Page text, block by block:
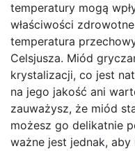
temperatury mogą
właściwości
temperatura
Celsjusza. Miód
krystalizacji, co jest
na jego jakość ani
zauważysz, że miód
możesz go delikatnie
ważne jest jednak,